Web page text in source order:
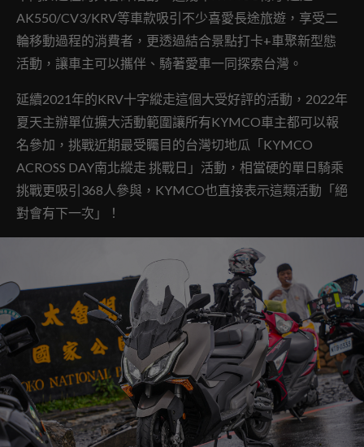
AK550/CV3/KRV等車款吸引不少喜愛長途旅遊，享受二
輪移動過程的消費者，更透過結合景點打卡+車聚新型態
活動，讓車主可以攜伴、騎著愛車一同探索台灣。
延續2021年的KRV十字縱走這個大受好評的活動，2022年
夏天主辦單位擴大活動範圍讓所有KYMCO車主都可以報
名參加，挑戰近期最受矚目的台灣切地瓜「KYMCO
ACROSS DAY南北縱走 挑戰日」活動，相當硬的單日騎乘
挑戰更吸引368人參與，KYMCO也直接表示這類活動「絕
對會有下一次」！